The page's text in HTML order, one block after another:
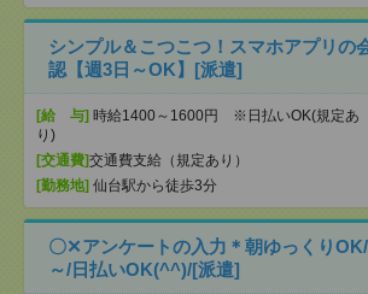
シンプル＆こつこつ！スマホアプリの
認【週3日～OK】[派遣]
[給 与] 時給1400～1600円 ※日払いOK(規定あ
り)
[交通費]交通費支給（規定あり）
[勤務地] 仙台駅から徒歩3分
〇✕アンケートの入力＊朝ゆっくり
～/日払いOK(^^)/[派遣]